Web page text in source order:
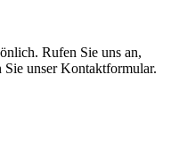
Rufen Sie uns an,
Sie unser Kontaktformular.